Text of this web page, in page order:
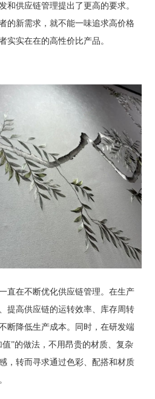
和供应链管理提出了更高的要求。
的新需求，就不能一味追求高价格
实实在在的高性价比产品。
直在不断优化供应链管理。在生产
提高供应链的运转效率、库存周转
断降低生产成本。同时，在研发端
”的做法，不用昂贵的材质、复杂
，转而寻求通过色彩、配搭和材质